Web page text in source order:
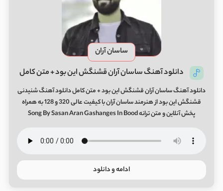
ساسان آران
دانلود آهنگ ساسان آران قشنگش این بود + متن کامل
دانلود آهنگ ساسان آران قشنگش این بود + متن کامل دانلود آهنگ شنیدنی
قشنگش این بود از هنرمند ساسان آران با کیفیت عالی 320 و 128 به همراه
پخش آنلاین و متن ترانه Song By Sasan Aran Gashanges In Bood
ادامه و دانلود